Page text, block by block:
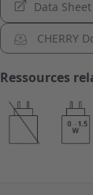
Data Sheet
CHERRY
Ressources